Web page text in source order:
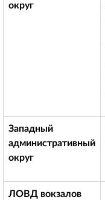
округ
Западный
административный
округ
ЛОВД вокзалов